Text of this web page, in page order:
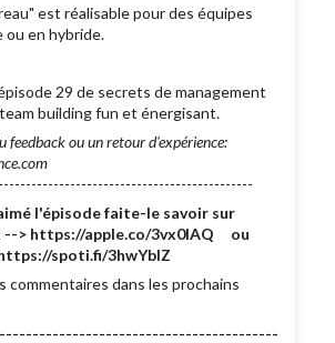
est réalisable pour des équipes
ou en hybride.
29 de secrets de management
building fun et énergisant.
feedback ou un retour d'expérience:
l'épisode faite-le savoir sur
--> https://apple.co/3vx0lAQ ou
spoti.fi/3hwYbIZ
commentaires dans les prochains